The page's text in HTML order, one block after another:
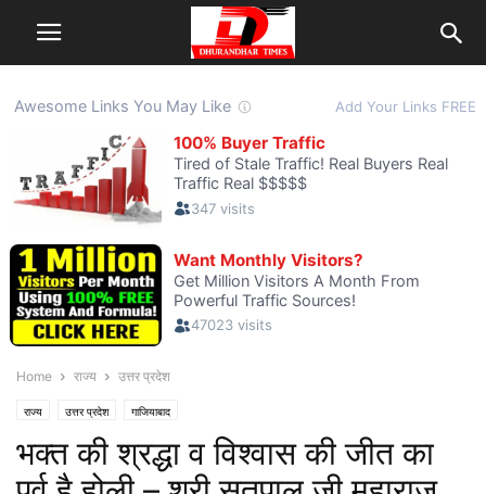
Home राज्य उत्तर प्रदेश
राज्य उत्तर प्रदेश गाजियाबाद
भक्त की श्रद्धा व विश्वास की जीत का